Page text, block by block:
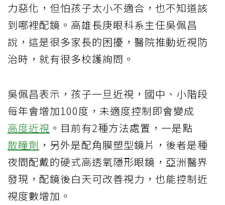
力惡化，但怕孩子太小不適合，也不知道該
到哪裡配鏡。高雄長庚眼科系主任吳佩昌
說，這是很多家長的困擾，醫院推動近視防
治時，就有很多校護詢問。
吳佩昌表示，孩子一旦近視，國中、小階段
每年會增加100度，未適度控制即會變成
高度近視 。目前有2種方法處置，一是點
散瞳劑 ，另外是配角膜塑型鏡片，後者是種
夜間配戴的硬式高透氧隱形眼鏡，亞洲醫界
發現，配鏡後白天可改善視力，也能控制近
視度數增加。